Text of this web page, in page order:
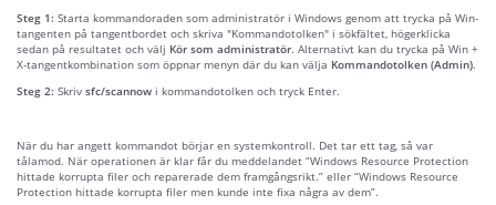
Steg 1: Starta kommandoraden som administratör i Windows genom att trycka på Win-
tangenten på tangentbordet och skriva "Kommandotolken" i sökfältet, högerklicka
sedan på resultatet och välj Kör som administratör. Alternativt kan du trycka på Win +
X-tangentkombination som öppnar menyn där du kan välja Kommandotolken (Admin).
Steg 2: Skriv sfc/scannow i kommandotolken och tryck Enter.
När du har angett kommandot börjar en systemkontroll. Det tar ett tag, så var
tålamod. När operationen är klar får du meddelandet “Windows Resource Protection
hittade korrupta filer och reparerade dem framgångsrikt.” eller “Windows Resource
Protection hittade korrupta filer men kunde inte fixa några av dem”.